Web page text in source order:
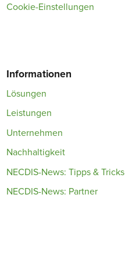
Cookie-Einstellungen
Informationen
Lösungen
Leistungen
Unternehmen
Nachhaltigkeit
NECDIS-News: Tipps & Tricks
NECDIS-News: Partner